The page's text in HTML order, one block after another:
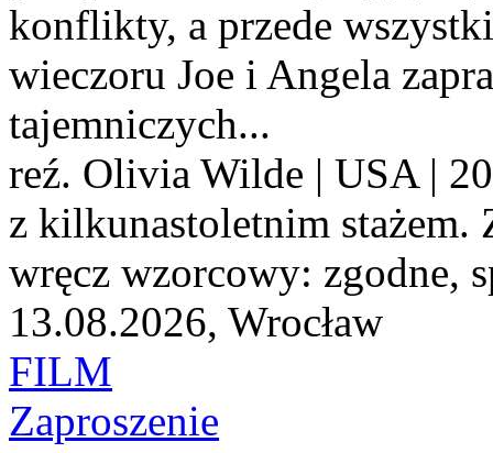
konflikty, a przede
wieczoru Joe i Angela
tajemniczych...
reź. Olivia Wilde | USA |
z kilkunastoletnim stażem.
wręcz wzorcowy: zgodne,
13.08.2026, Wrocław
FILM
Zaproszenie